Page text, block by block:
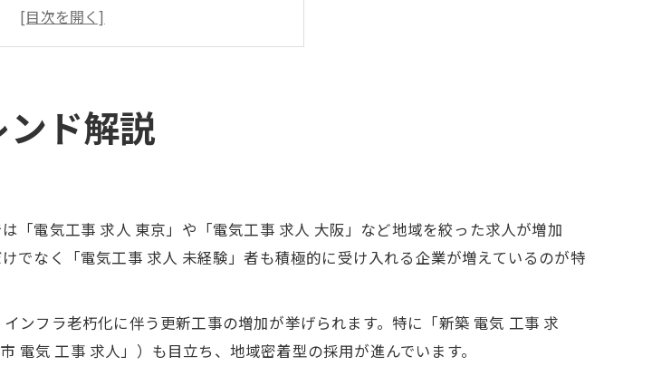
イト活用で理想の職場を見つける方法
気工事求人の人気ポイントを解説
の転職を叶える秘訣
る電気工事求人の選び方と注意点
を選ぶ際の資格取得サポート事情
で未経験から電気工事応募を成功へ
でも安心の研修環境をどう見分ける
勝ち組と呼ばれる実態を徹底調査
定収入を得るために必要な条件
ド解説
「電気工事 求人 東京」や「電気工事 求人 大阪」など地域を絞った求人が増加
でなく「電気工事 求人 未経験」者も積極的に受け入れる企業が増えているのが特
ンフラ老朽化に伴う更新工事の増加が挙げられます。特に「新築 電気 工事 求
気 工事 求人」）も目立ち、地域密着型の採用が進んでいます。